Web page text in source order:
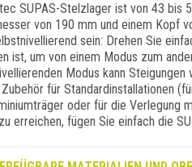
SUPAS-Stelzlager ist von 43 bis
von 190 mm und einem Kopf
sein: Drehen Sie
ist, um von einem Modus zum
Modus kann
für Standardinstallationen
oder für die Verlegung
erreichen, fügen Sie einfach die